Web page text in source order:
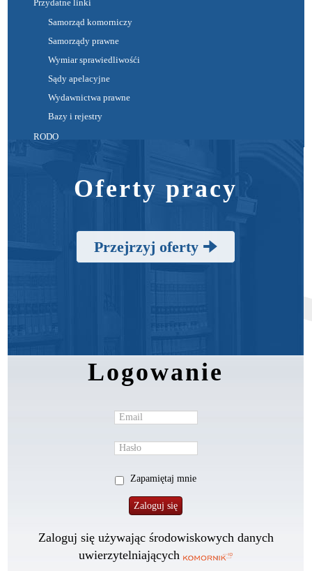
Przydatne linki
Samorząd komorniczy
Samorządy prawne
Wymiar sprawiedliwośći
Sądy apelacyjne
Wydawnictwa prawne
Bazy i rejestry
RODO
Oferty pracy
Przejrzyj oferty 🠊
Logowanie
Zapamiętaj mnie
Zaloguj się używając środowiskowych danych
uwierzytelniających